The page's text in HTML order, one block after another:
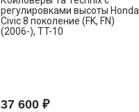
регулировками высоты Honda
Civic 8 поколение (FK, FN)
(2006-), TT-10
37 600 ₽